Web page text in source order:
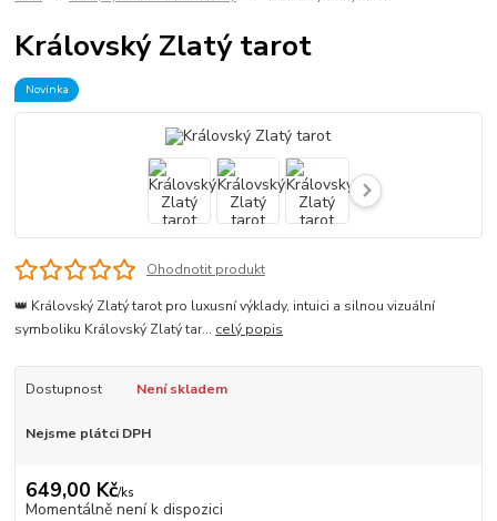
Královský Zlatý tarot
Novinka
Ohodnotit produkt
👑 Královský Zlatý tarot pro luxusní výklady, intuici a silnou vizuální
symboliku Královský Zlatý tar... celý popis
Dostupnost Není skladem
Nejsme plátci DPH
649,00 Kč/ks
Momentálně není k dispozici